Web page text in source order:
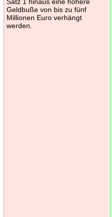
Geldbuße von bis zu fünf
Millionen Euro verhängt
werden.